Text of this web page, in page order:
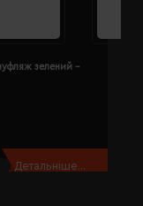
зелений -
Детальніше...